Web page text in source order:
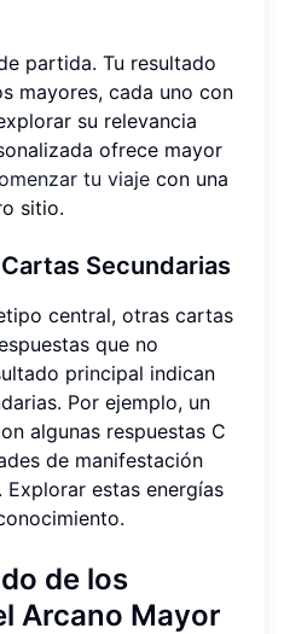
partida. Tu resultado
mayores, cada uno con
su relevancia
ofrece mayor
tu viaje con una
sitio.
Secundarias
central, otras cartas
que no
principal indican
Por ejemplo, un
algunas respuestas C
de manifestación
estas energías
de los
Arcano Mayor